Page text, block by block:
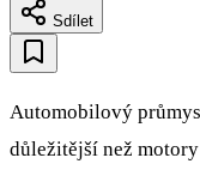
Sdílet
Automobilový
důležitější než